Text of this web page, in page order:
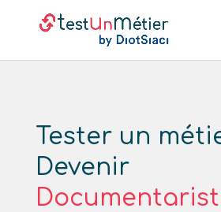
Tester un
Devenir